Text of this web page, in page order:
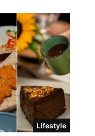
Lifestyle